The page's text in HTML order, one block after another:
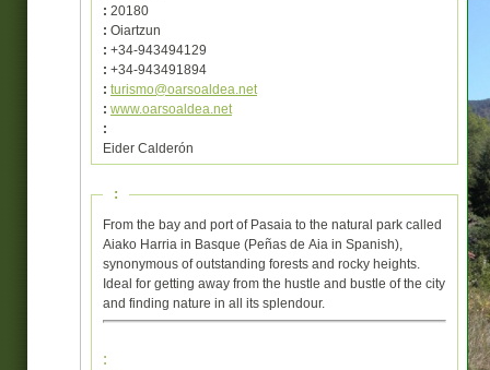
: 20180
: Oiartzun
: +34-943494129
: +34-943491894
: turismo@oarsoaldea.net
: www.oarsoaldea.net
:
Eider Calderón
:
From the bay and port of Pasaia to the natural park called
Aiako Harria in Basque (Peñas de Aia in Spanish),
synonymous of outstanding forests and rocky heights.
Ideal for getting away from the hustle and bustle of the city
and finding nature in all its splendour.
: